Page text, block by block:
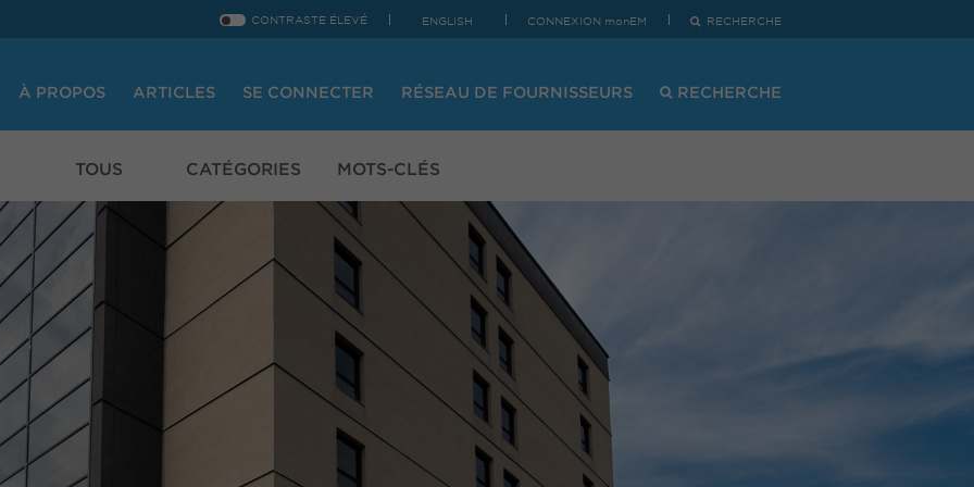
CONTRASTE ÉLEVÉ ENGLISH CONNEXION monEM RECHERCHE
À PROPOS ARTICLES SE CONNECTER RÉSEAU DE FOURNISSEURS RECHERCHE
TOUS CATÉGORIES MOTS-CLÉS